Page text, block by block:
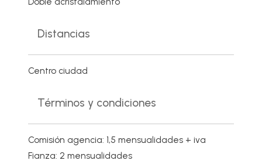
Distancias
Centro ciudad
Términos y condiciones
Comisión agencia: 1,5 mensualidades + iva
Fianza: 2 mensualidades